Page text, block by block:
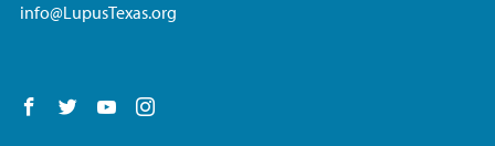
info@LupusTexas.org
Follow us on Facebook
Follow us on Twitter
Follow us on YouTube